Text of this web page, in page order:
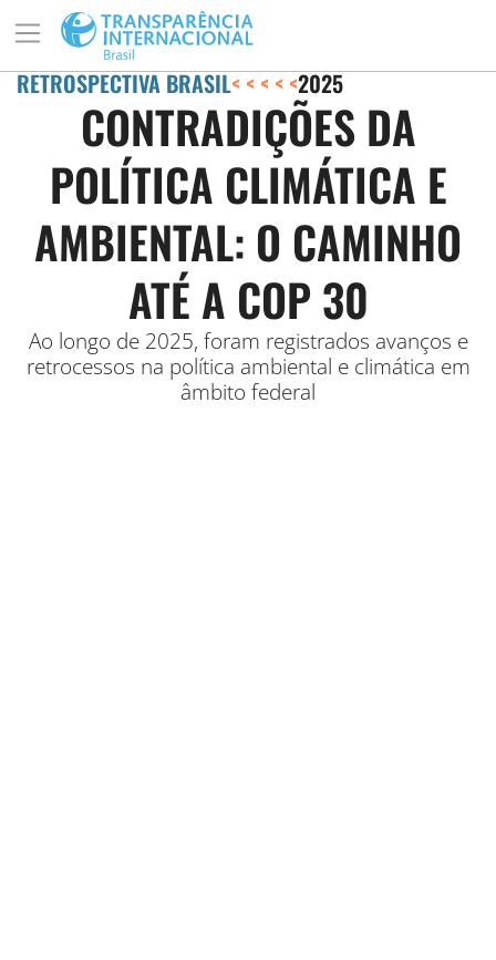
RETROSPECTIVA BRASIL< < < < <2025
CONTRADIÇÕES DA
POLÍTICA CLIMÁTICA E
AMBIENTAL: O CAMINHO
ATÉ A COP 30
Ao longo de 2025, foram registrados avanços e
retrocessos na política ambiental e climática em
âmbito federal